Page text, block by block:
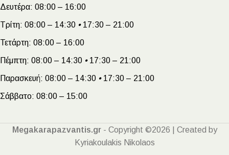
Δευτέρα: 08:00 – 16:00
Τρίτη: 08:00 – 14:30 •17:30 – 21:00
Τετάρτη: 08:00 – 16:00
Πέμπτη: 08:00 – 14:30 •17:30 – 21:00
Παρασκευή: 08:00 – 14:30 •17:30 – 21:00
Σάββατο: 08:00 – 15:00
Megakarapazvantis.gr- Copyright ©2026 | Created by
Kyriakoulakis Nikolaos